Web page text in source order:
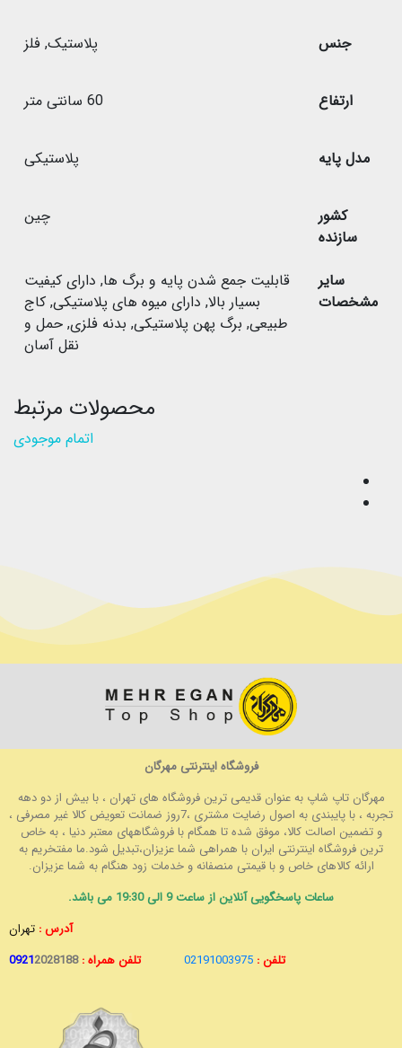
جنس پلاستیک, فلز
ارتفاع 60 سانتی متر
مدل پایه پلاستیکی
کشور
سازنده
چین
سایر
مشخصات
قابلیت جمع شدن پایه و برگ ها, دارای کیفیت
بسیار بالا, دارای میوه های پلاستیکی, کاج
طبیعی, برگ پهن پلاستیکی, بدنه فلزی, حمل و
نقل آسان
محصولات مرتبط
اتمام موجودی
فروشگاه اینترنتی مهرگان
مهرگان تاپ شاپ به عنوان قدیمی ترین فروشگاه های تهران ، با بیش از دو دهه
تجربه ، با پایبندی به اصول رضایت مشتری ،7روز ضمانت تعویض کالا غیر مصرفی ،
و تضمین اصالت کالا، موفق شده تا همگام با فروشگاههای معتبر دنیا ، به خاص
ترین فروشگاه اینترنتی ایران با همراهی شما عزیزان،تبدیل شود.ما مفتخریم به
ارائه کالاهای خاص و با قیمتی منصفانه و خدمات زود هنگام به شما عزیزان.
ساعات پاسخگویی آنلاین از ساعت 9 الی 19:30 می باشد.
آدرس : تهران
تلفن : 02191003975 تلفن همراه : 09212028188